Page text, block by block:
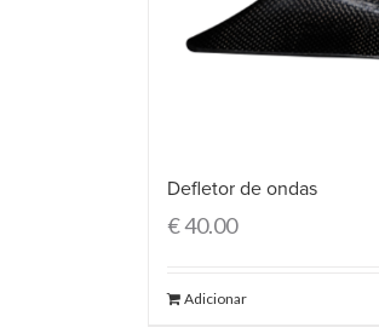
Defletor de ondas
€40.00
Adicionar